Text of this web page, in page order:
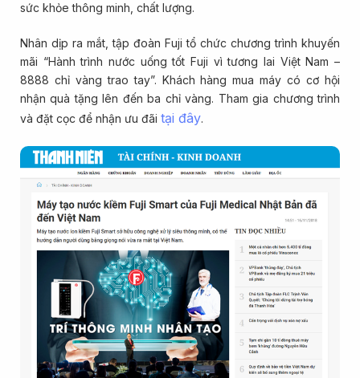
sức khỏe thông minh, chất lượng.
Nhân dịp ra mắt, tập đoàn Fuji tổ chức chương trình khuyến
mãi “Hành trình nước uống tốt Fuji vì tương lai Việt Nam –
8888 chỉ vàng trao tay”. Khách hàng mua máy có cơ hội
nhận quà tặng lên đến ba chỉ vàng. Tham gia chương trình
và đặt cọc để nhận ưu đãi tại đây.